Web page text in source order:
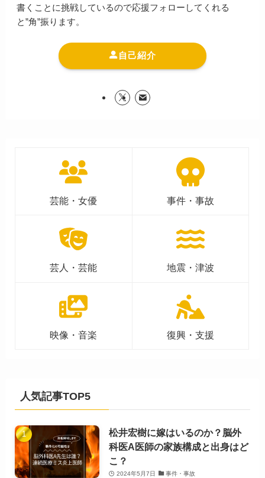
書くことに挑戦しているので応援フォローしてくれる
と”角”振ります。
自己紹介
芸能・女優 事件・事故
芸人・芸能 地震・津波
映像・音楽 復興・支援
人気記事TOP5
松井宏樹に嫁はいるのか？脳外
科医A医師の家族構成と出身はど
こ？
2024年5月7日 事件・事故